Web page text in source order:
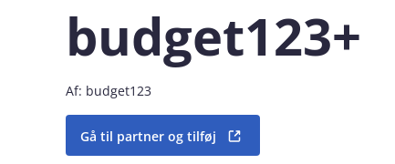
budget123+
Af: budget123
Gå til partner og tilføj